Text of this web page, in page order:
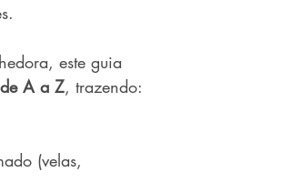
este guia
A a Z, trazendo:
(velas,